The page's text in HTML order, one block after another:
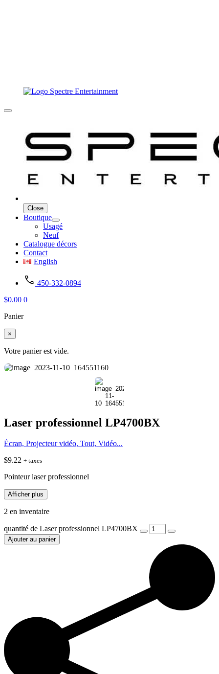
Close
Boutique
Usagé
Neuf
Catalogue décors
Contact
English
450-332-0894
$0.00 0
Panier
×
Votre panier est vide.
Laser professionnel LP4700BX
Écran, Projecteur vidéo, Tout, Vidéo...
$9.22 + taxes
Pointeur laser professionnel
Afficher plus
2 en inventaire
quantité de Laser professionnel LP4700BX
Ajouter au panier